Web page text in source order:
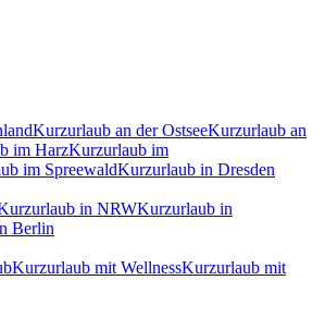
Kurzurlaub an der OstseeKurzurlaub an
im HarzKurzurlaub im
im SpreewaldKurzurlaub in Dresden
in NRWKurzurlaub in
Berlin
Kurzurlaub mit WellnessKurzurlaub mit